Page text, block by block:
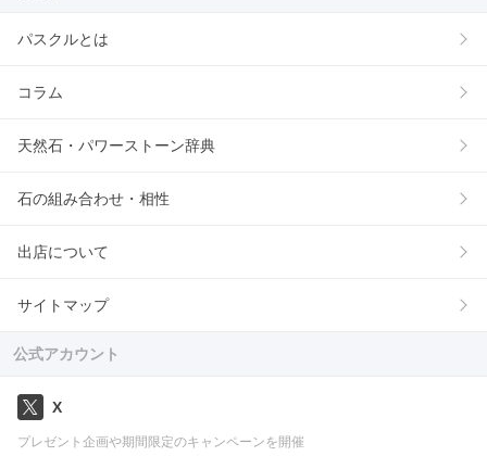
パスクルとは
コラム
天然石・パワーストーン辞典
石の組み合わせ・相性
出店について
サイトマップ
公式アカウント
X
プレゼント企画や期間限定のキャンペーンを開催